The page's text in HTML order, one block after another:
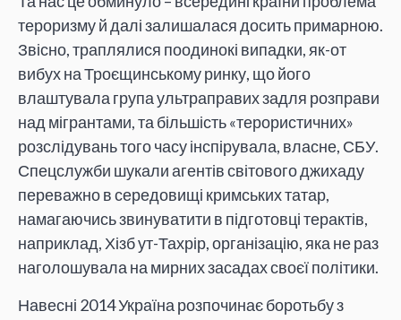
тероризму й далі залишалася досить примарною.
Звісно, траплялися поодинокі випадки, як-от
вибух на Троєщинському ринку, що його
влаштувала група ультраправих задля розправи
над мігрантами, та більшість «терористичних»
розслідувань того часу інспірувала, власне, СБУ.
Спецслужби шукали агентів світового джихаду
переважно в середовищі кримських татар,
намагаючись звинуватити в підготовці терактів,
наприклад, Хізб ут-Тахрір, організацію, яка не раз
наголошувала на мирних засадах своєї політики.
Навесні 2014 Україна розпочинає боротьбу з